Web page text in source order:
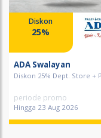
Diskon
25%
ADA Swalayan
Diskon 25% Dept. Store +
periode promo
Hingga 23 Aug 2026